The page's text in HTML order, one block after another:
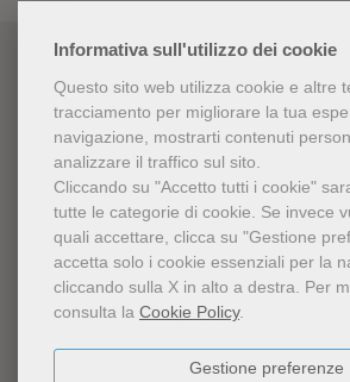
Informativa sull'utilizzo dei cookie
Questo sito web utilizza cookie e altre
tracciamento per migliorare la tua
navigazione, mostrarti contenuti
analizzare il traffico sul sito.
Cliccando su "Accetto tutti i cookie"
tutte le categorie di cookie. Se invece
quali accettare, clicca su "Gestione
accetta solo i cookie essenziali per la
cliccando sulla X in alto a destra. Per
consulta la Cookie Policy.
Gestione preferenze
Fondazione Luigi Rovati ETS
Iscritta al RUNTS rep. n.145197
Corso Venezia 52
20122 Milano (MI) - Italia
C.F. 94634860152